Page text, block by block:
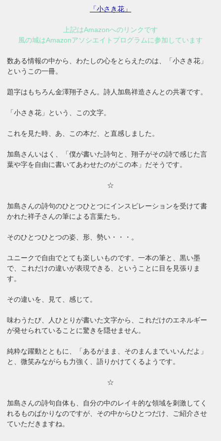
「小さき花」
上記はAmazonへのリンクです
風の城はAmazonアソシエイトプログラムに参加しています
数ある情報の中から、わたしの心をとらえたのは、「小さき花」
というこの一冊。
題字はもちろん金澤翔子さん。詩人加島祥造さんとの共著です。
「小さき花」という、この文字。
これを見た時、あ、この本だ、と直感しました。
加島さんいはく、「僕が書いた詩句と、翔子がその詩で感じた言
葉や字を自由に書いてあわせたのがこの本」だそうです。
☆
加島さんの詩句のひとつひとつにインスピレーションを受けて書
かれた祥子さんの筆による言葉たち。
そのひとつひとつの姿、形、勢い・・・。
ユニークで自由でとても楽しいものです。一本の筆と、黒い墨
で、これだけの違いが表現できる、ということに目を見張りま
す。
その違いを、見て、感じて。
味わうたび、人ひとりが書いた文字から、これだけのエネルギー
が発せられていることに驚きを隠せません。
純粋な躍動とともに、「あるがまま、そのまんまでいいんだよ」
と、微笑みながらも力強く、語りかけてくるようです。
☆
加島さんの詩句自体も、自分の中のレイキ的な領域を刺激してく
れるものばかりなのですが、その中からひとつだけ、ご紹介させ
ていただきますね。